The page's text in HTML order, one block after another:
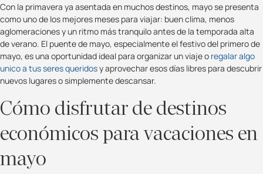
Con la primavera ya asentada en muchos destinos, mayo se presenta
como uno de los mejores meses para viajar: buen clima, menos
aglomeraciones y un ritmo más tranquilo antes de la temporada alta
de verano. El puente de mayo, especialmente el festivo del primero de
mayo, es una oportunidad ideal para organizar un viaje o regalar algo
unico a tus seres queridosy aprovechar esos días libres para descubrir
nuevos lugares o simplemente descansar.
Cómo disfrutar de destinos
económicos para vacaciones en
mayo